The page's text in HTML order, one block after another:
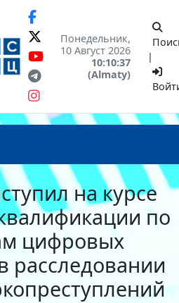
Понедельник,
10 Август 2026
10:10:37
(Almaty)
|
на курсе
по
цифровых
расследовании